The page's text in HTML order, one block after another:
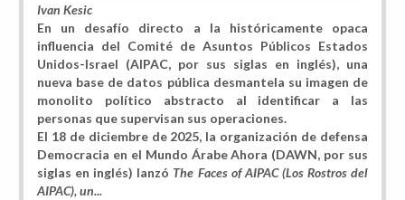
Ivan Kesic
En un desafío directo a la históricamente opaca
influencia del Comité de Asuntos Públicos Estados
Unidos-Israel (AIPAC, por sus siglas en inglés), una
nueva base de datos pública desmantela su imagen de
monolito político abstracto al identificar a las
personas que supervisan sus operaciones.
El 18 de diciembre de 2025, la organización de defensa
Democracia en el Mundo Árabe Ahora (DAWN, por sus
siglas en inglés) lanzó The Faces of AIPAC (Los Rostros del
AIPAC), un...